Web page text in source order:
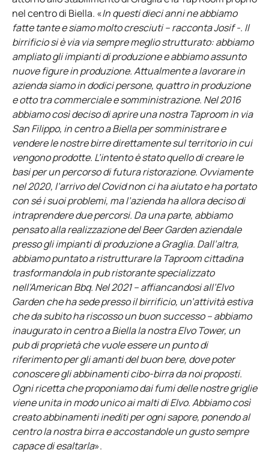
nel centro di Biella. «In questi dieci anni ne abbiamo
fatte tante e siamo molto cresciuti – racconta Josif -. Il
birrificio si è via via sempre meglio strutturato: abbiamo
ampliato gli impianti di produzione e abbiamo assunto
nuove figure in produzione. Attualmente a lavorare in
azienda siamo in dodici persone, quattro in produzione
e otto tra commerciale e somministrazione. Nel 2016
abbiamo così deciso di aprire una nostra Taproom in via
San Filippo, in centro a Biella per somministrare e
vendere le nostre birre direttamente sul territorio in cui
vengono prodotte. L’intento è stato quello di creare le
basi per un percorso di futura ristorazione. Ovviamente
nel 2020, l’arrivo del Covid non ci ha aiutato e ha portato
con sé i suoi problemi, ma l’azienda ha allora deciso di
intraprendere due percorsi. Da una parte, abbiamo
pensato alla realizzazione del Beer Garden aziendale
presso gli impianti di produzione a Graglia. Dall’altra,
abbiamo puntato a ristrutturare la Taproom cittadina
trasformandola in pub ristorante specializzato
nell’American Bbq. Nel 2021 – affiancandosi all’Elvo
Garden che ha sede presso il birrificio, un’attività estiva
che da subito ha riscosso un buon successo – abbiamo
inaugurato in centro a Biella la nostra Elvo Tower, un
pub di proprietà che vuole essere un punto di
riferimento per gli amanti del buon bere, dove poter
conoscere gli abbinamenti cibo-birra da noi proposti.
Ogni ricetta che proponiamo dai fumi delle nostre griglie
viene unita in modo unico ai malti di Elvo. Abbiamo così
creato abbinamenti inediti per ogni sapore, ponendo al
centro la nostra birra e accostandole un gusto sempre
capace di esaltarla».